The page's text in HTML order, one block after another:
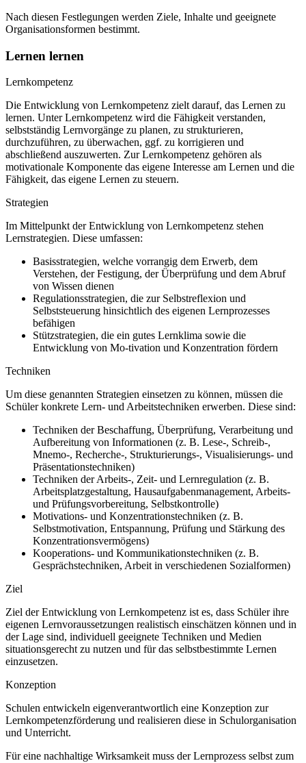
Nach diesen Festlegungen werden Ziele, Inhalte und geeignete
Organisationsformen bestimmt.
Lernen lernen
Lernkompetenz
Die Entwicklung von Lernkompetenz zielt darauf, das Lernen zu
lernen. Unter Lernkompetenz wird die Fähigkeit verstanden,
selbstständig Lernvorgänge zu planen, zu strukturieren,
durchzuführen, zu überwachen, ggf. zu korrigieren und
abschließend auszuwerten. Zur Lernkompetenz gehören als
motivationale Komponente das eigene Interesse am Lernen und die
Fähigkeit, das eigene Lernen zu steuern.
Strategien
Im Mittelpunkt der Entwicklung von Lernkompetenz stehen
Lernstrategien. Diese umfassen:
Basisstrategien, welche vorrangig dem Erwerb, dem
Verstehen, der Festigung, der Überprüfung und dem Abruf
von Wissen dienen
Regulationsstrategien, die zur Selbstreflexion und
Selbststeuerung hinsichtlich des eigenen Lernprozesses
befähigen
Stützstrategien, die ein gutes Lernklima sowie die
Entwicklung von Mo-tivation und Konzentration fördern
Techniken
Um diese genannten Strategien einsetzen zu können, müssen die
Schüler konkrete Lern- und Arbeitstechniken erwerben. Diese sind:
Techniken der Beschaffung, Überprüfung, Verarbeitung und
Aufbereitung von Informationen (z. B. Lese-, Schreib-,
Mnemo-, Recherche-, Strukturierungs-, Visualisierungs- und
Präsentationstechniken)
Techniken der Arbeits-, Zeit- und Lernregulation (z. B.
Arbeitsplatzgestaltung, Hausaufgabenmanagement, Arbeits-
und Prüfungsvorbereitung, Selbstkontrolle)
Motivations- und Konzentrationstechniken (z. B.
Selbstmotivation, Entspannung, Prüfung und Stärkung des
Konzentrationsvermögens)
Kooperations- und Kommunikationstechniken (z. B.
Gesprächstechniken, Arbeit in verschiedenen Sozialformen)
Ziel
Ziel der Entwicklung von Lernkompetenz ist es, dass Schüler ihre
eigenen Lernvoraussetzungen realistisch einschätzen können und in
der Lage sind, individuell geeignete Techniken und Medien
situationsgerecht zu nutzen und für das selbstbestimmte Lernen
einzusetzen.
Konzeption
Schulen entwickeln eigenverantwortlich eine Konzeption zur
Lernkompetenzförderung und realisieren diese in Schulorganisation
und Unterricht.
Für eine nachhaltige Wirksamkeit muss der Lernprozess selbst zum